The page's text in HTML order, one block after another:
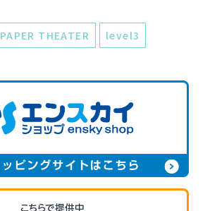
PAPER THEATER level3